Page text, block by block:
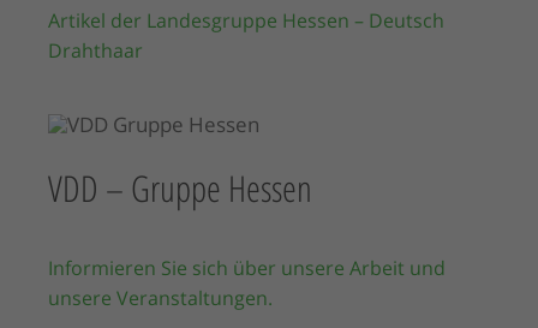
Artikel der Landesgruppe Hessen – Deutsch
Drahthaar
VDD – Gruppe Hessen
Informieren Sie sich über unsere Arbeit und
unsere Veranstaltungen.